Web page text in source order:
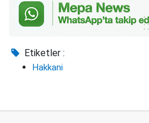
Etiketler :
Hakkani